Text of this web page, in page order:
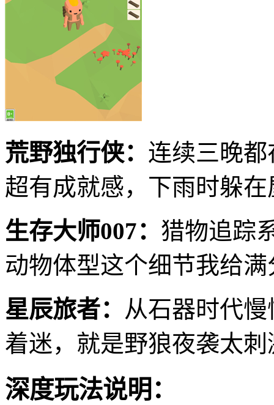
荒野独行侠： 连续三晚
超有成就感，下雨时躲
生存大师007： 猎物追踪
动物体型这个细节我给满
星辰旅者： 从石器时代
着迷，就是野狼夜袭太刺
深度玩法说明：